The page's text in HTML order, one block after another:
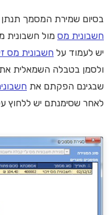
בסיום שמירת המסמך
חשבונית מס מול חשבונית
יש לעמוד על חשבונית מס
ולסמן בטבלה השמאלית
שבגינם הפקתם את
לאחר שסימנתם יש ללחוץ